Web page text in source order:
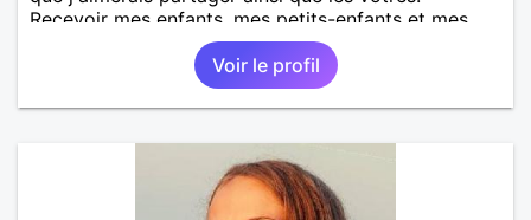
Recevoir mes enfants, mes petits-enfants et mes
amis. Bénévolat auprès des enfants à l’école, pour le
cinéma indépendant... Se rencontrer, être à l’écoute,
échanger avec une personne de confiance, pour une
vie de partage, de tendresse. Les voyages et où
dehors des sentiers battus me raviraient. Je
m'engage à répondre à votre message. Au plaisir de
Voir le profil